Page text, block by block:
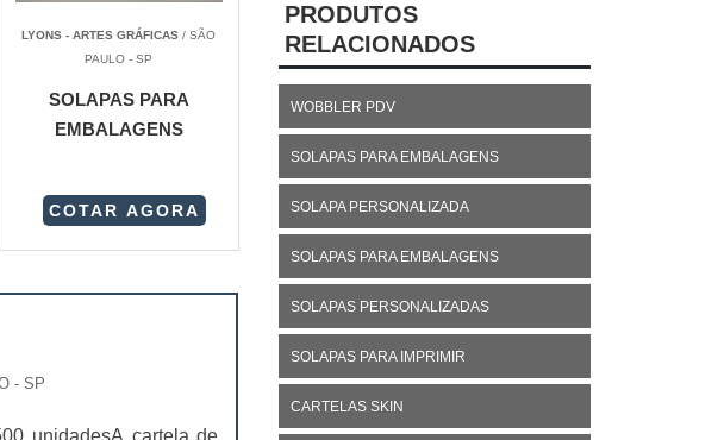
LYONS - ARTES GRÁFICAS / SÃO
PAULO - SP
SOLAPAS PARA
EMBALAGENS
COTAR AGORA
- SP
unidadesA cartela de
PRODUTOS
RELACIONADOS
WOBBLER PDV
SOLAPAS PARA EMBALAGENS
SOLAPA PERSONALIZADA
SOLAPAS PARA EMBALAGENS
SOLAPAS PERSONALIZADAS
SOLAPAS PARA IMPRIMIR
CARTELAS SKIN